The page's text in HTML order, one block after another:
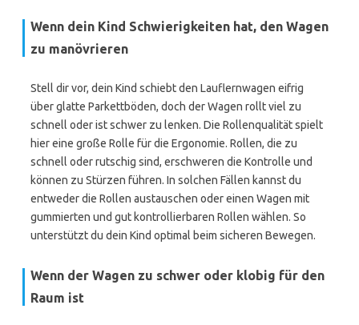
Wenn dein Kind Schwierigkeiten hat, den Wagen
zu manövrieren
Stell dir vor, dein Kind schiebt den Lauflernwagen eifrig
über glatte Parkettböden, doch der Wagen rollt viel zu
schnell oder ist schwer zu lenken. Die Rollenqualität spielt
hier eine große Rolle für die Ergonomie. Rollen, die zu
schnell oder rutschig sind, erschweren die Kontrolle und
können zu Stürzen führen. In solchen Fällen kannst du
entweder die Rollen austauschen oder einen Wagen mit
gummierten und gut kontrollierbaren Rollen wählen. So
unterstützt du dein Kind optimal beim sicheren Bewegen.
Wenn der Wagen zu schwer oder klobig für den
Raum ist